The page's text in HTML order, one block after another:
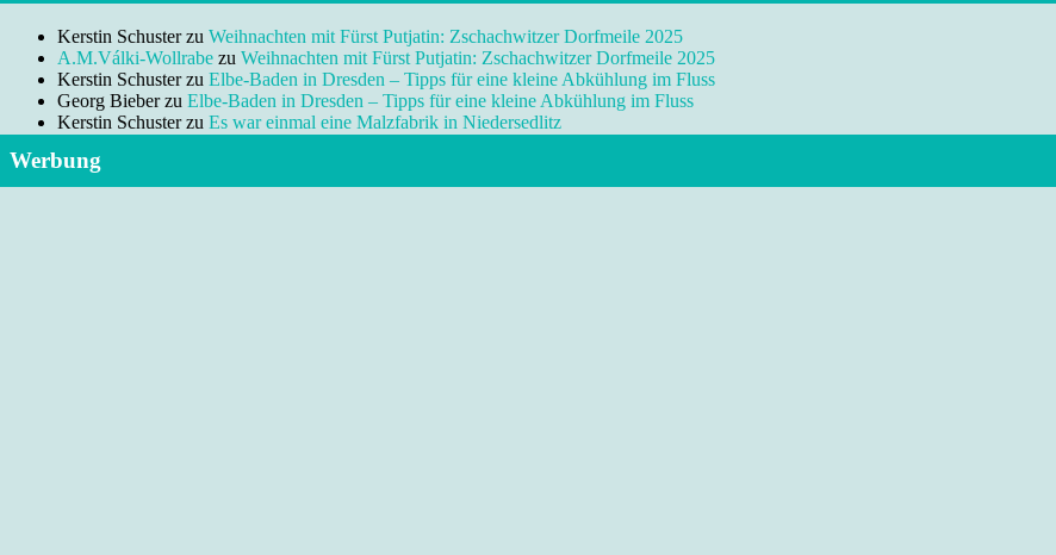
Kerstin Schusterzu Weihnachten mit Fürst Putjatin: Zschachwitzer Dorfmeile 2025
A.M.Válki-Wollrabe zu Weihnachten mit Fürst Putjatin: Zschachwitzer Dorfmeile 2025
Kerstin Schusterzu Elbe-Baden in Dresden – Tipps für eine kleine Abkühlung im Fluss
Georg Bieberzu Elbe-Baden in Dresden – Tipps für eine kleine Abkühlung im Fluss
Kerstin Schusterzu Es war einmal eine Malzfabrik in Niedersedlitz
Werbung